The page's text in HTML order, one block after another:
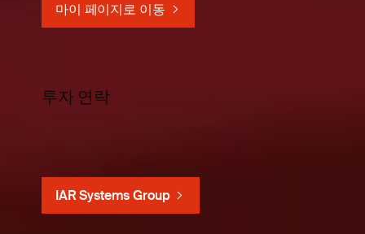
마이 페이지로 이동
투자 연락
IAR Systems Group